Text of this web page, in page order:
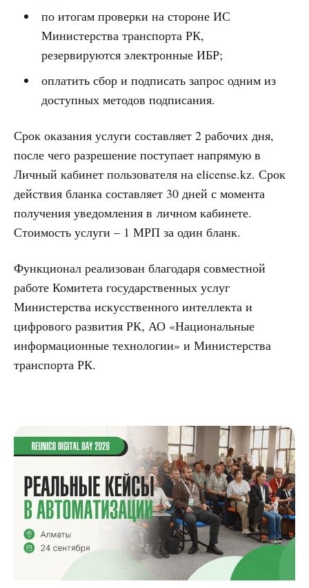
по итогам проверки на стороне ИС
Министерства транспорта РК,
резервируются электронные ИБР;
оплатить сбор и подписать запрос одним из
доступных методов подписания.
Срок оказания услуги составляет 2 рабочих дня,
после чего разрешение поступает напрямую в
Личный кабинет пользователя на elicense.kz. Срок
действия бланка составляет 30 дней с момента
получения уведомления в личном кабинете.
Стоимость услуги – 1 МРП за один бланк.
Функционал реализован благодаря совместной
работе Комитета государственных услуг
Министерства искусственного интеллекта и
цифрового развития РК, АО «Национальные
информационные технологии» и Министерства
транспорта РК.